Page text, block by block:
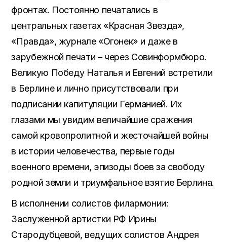
фронтах. Постоянно печатались в
центральных газетах «Красная Звезда»,
«Правда», журнале «Огонек» и даже в
зарубежной печати – через Совинформбюро.
Великую Победу Наталья и Евгений встретили
в Берлине и лично присутствовали при
подписании капитуляции Германией. Их
глазами мы увидим величайшие сражения
самой кровопролитной и жесточайшей войны
в истории человечества, первые годы
военного времени, эпизоды боев за свободу
родной земли и триумфальное взятие Берлина.
В исполнении солистов филармонии:
Заслуженной артистки РФ Ирины
Стародубцевой, ведущих солистов Андрея